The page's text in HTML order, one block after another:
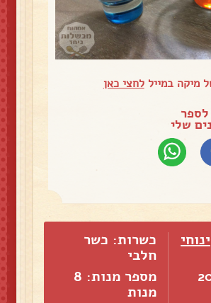
מיקה במייללחצי כאן
שלי
20
כשרות: כשר
חלבי
מספר מנות: 8
מנות